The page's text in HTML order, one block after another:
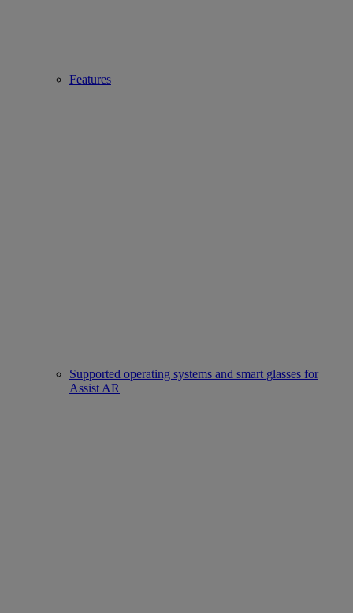
Features
Supported operating systems and smart glasses for
Assist AR